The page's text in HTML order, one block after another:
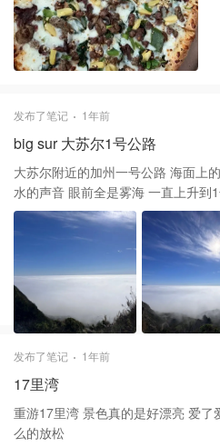
发布了笔记 1年前
big sur 大苏尔1号公路
大苏尔附近的加州一号公路 海面上
水的声音 眼前全是雾海 一直上升到
发布了笔记 1年前
17里湾
重游17里湾 景色真的是好漂亮 爱
么的放松